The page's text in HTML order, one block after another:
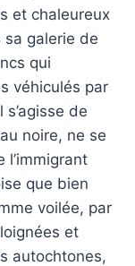
et chaleureux
sa galerie de
qui
véhiculés par
de
noire, ne se
l’immigrant
que bien
voilée, par
et
autochtones,